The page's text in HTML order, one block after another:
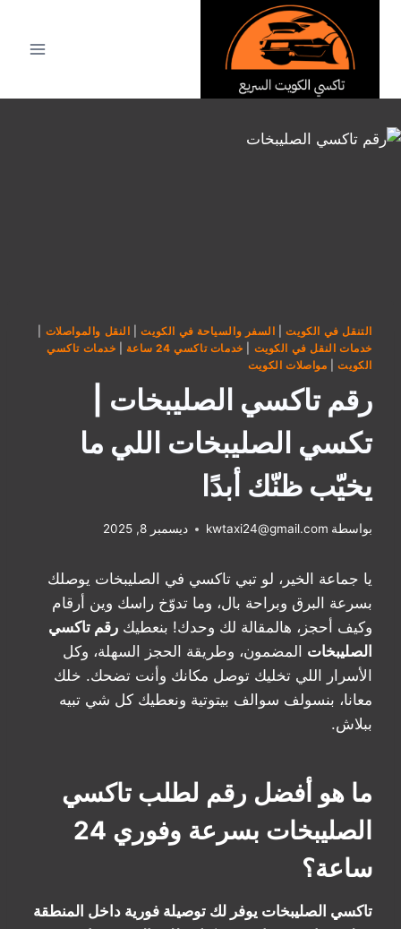
المحتوى
التنقل في الكويت| السفر والسياحة في الكويت| النقل والمواصلات
خدمات النقل في الكويت
خدمات تاكسي 24 ساعة
خدمات تاكسي
الكويت| مواصلات الكويت
رقم تاكسي الصليبخات |
تكسي الصليبخات اللي ما
يخيّب ظنّك أبدًا
بواسطة kwtaxi24@gmail.com ديسمبر 8, 2025
يا جماعة الخير، لو تبي تاكسي في الصليبخات يوصلك
بسرعة البرق وبراحة بال، وما تدوّخ راسك وين أرقام
وكيف أحجز، هالمقالة لك وحدك! بنعطيك رقم تاكسي
الصليبخات المضمون، وطريقة الحجز السهلة، وكل
الأسرار اللي تخليك توصل مكانك وأنت تضحك. خلك
معانا، بنسولف سوالف بيتوتية ونعطيك كل شي تبيه
ببلاش.
ما هو أفضل رقم لطلب تاكسي
الصليبخات بسرعة وفوري 24
ساعة؟
تاكسي الصليبخات يوفر لك توصيلة فورية داخل المنطقة